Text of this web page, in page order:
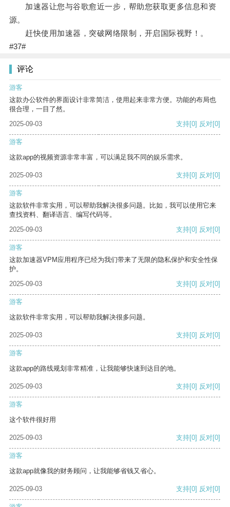
加速器让您与谷歌愈近一步，帮助您获取更多信息和资
源。
赶快使用加速器，突破网络限制，开启国际视野！。
#37#
评论
游客
这款办公软件的界面设计非常简洁，使用起来非常方便。功能的布局也
很合理，一目了然。
2025-09-03
支持[0] 反对[0]
游客
这款app的视频资源非常丰富，可以满足我不同的娱乐需求。
2025-09-03 支持[0] 反对[0]
游客
这款软件非常实用，可以帮助我解决很多问题。比如，我可以使用它来
查找资料、翻译语言、编写代码等。
2025-09-03
支持[0] 反对[0]
游客
这款加速器VPM应用程序已经为我们带来了无限的隐私保护和安全性保
护。
2025-09-03
支持[0] 反对[0]
游客
这款软件非常实用，可以帮助我解决很多问题。
2025-09-03 支持[0] 反对[0]
游客
这款app的路线规划非常精准，让我能够快速到达目的地。
2025-09-03 支持[0] 反对[0]
游客
这个软件很好用
2025-09-03 支持[0] 反对[0]
游客
这款app就像我的财务顾问，让我能够省钱又省心。
2025-09-03 支持[0] 反对[0]